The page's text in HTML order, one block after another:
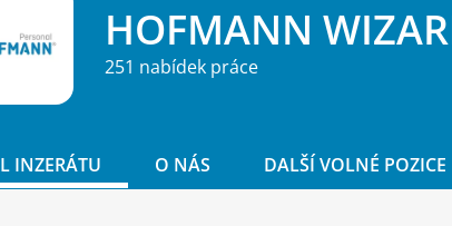
HOFMANN
251 nabídek práce
INZERÁTU O NÁS DALŠÍ VOLNÉ POZICE